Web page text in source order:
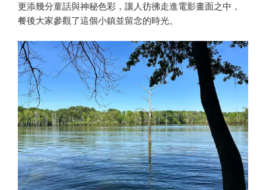
更添幾分童話與神秘色彩，讓人彷彿走進電影畫面之中，
餐後大家參觀了這個小鎮並留念的時光。